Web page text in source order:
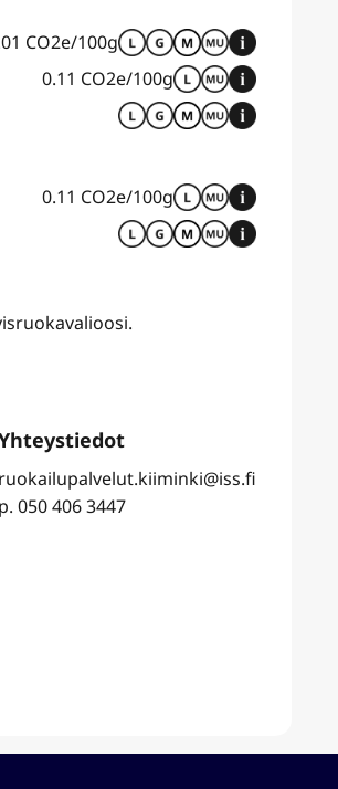
CO2e/100g
0.11 CO2e/100g
0.11 CO2e/100g
ruokailupalvelut.kiiminki@iss.fi
p. 050 406 3447